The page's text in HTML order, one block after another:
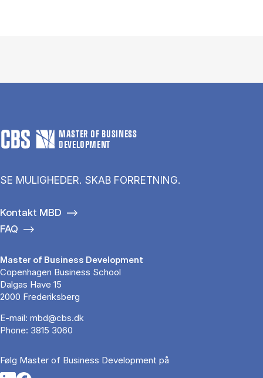
MASTER OF BUSINESS
DEVELOPMENT
SE MULIGHEDER. SKAB FORRETNING.
Kontakt MBD
FAQ
Master of Business Development
Copenhagen Business School
Dalgas Have 15
2000 Frederiksberg
E-mail: mbd@cbs.dk
Phone: 3815 3060
Følg Master of Business Development på